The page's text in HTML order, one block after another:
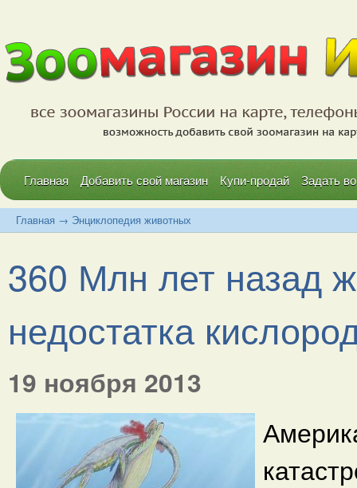
Главная Добавить свой магазин Купи-продай Задать
Главная → Энциклопедия животных
360 Млн лет назад
недостатка
19 ноября 2013